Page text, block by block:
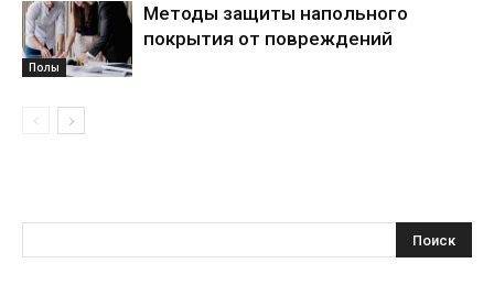
Полы
Методы защиты напольного
покрытия от повреждений